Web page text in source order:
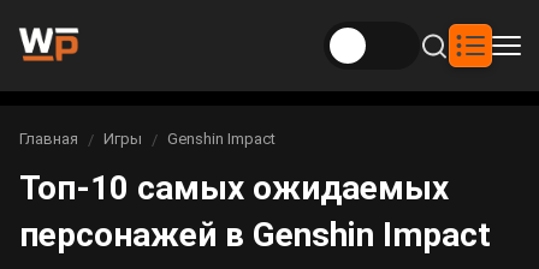
Новости
Новости Genshin Impact
Новости Honkai: Star Rail
Игры
Genshin Impact
Билды
Вы здесь:
Главная Игры Genshin Impact
Топ-10 самых ожидаемых
персонажей в Genshin Impact